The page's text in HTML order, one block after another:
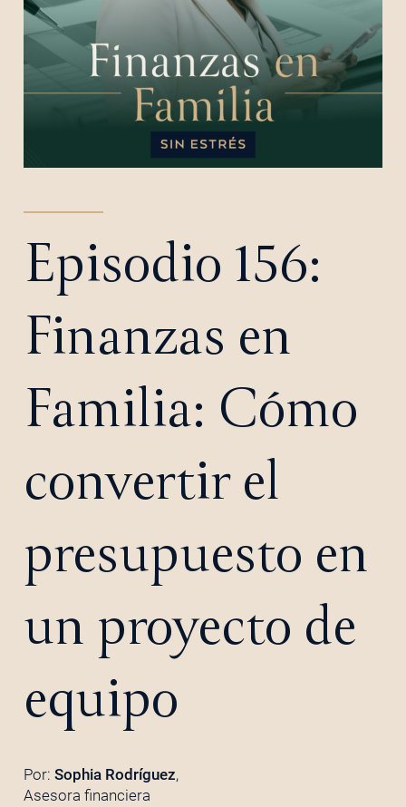
Episodio 156:
Finanzas en
Familia: Cómo
convertir el
presupuesto en
un proyecto de
equipo
Por: Sophia Rodríguez,
Asesora financiera